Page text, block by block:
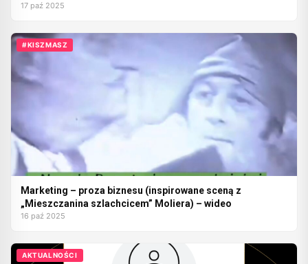
17 paź 2025
#KISZMASZ
Marketing – proza biznesu (inspirowane sceną z
„Mieszczanina szlachcicem” Moliera) – wideo
16 paź 2025
AKTUALNOŚCI